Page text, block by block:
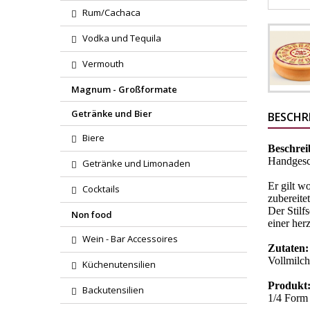
Rum/Cachaca
Vodka und Tequila
Vermouth
Magnum - Großformate
Getränke und Bier
Biere
Getränke und Limonaden
Cocktails
Non food
Wein - Bar Accessoires
Küchenutensilien
Backutensilien
Er gilt
Der
einer
1/4